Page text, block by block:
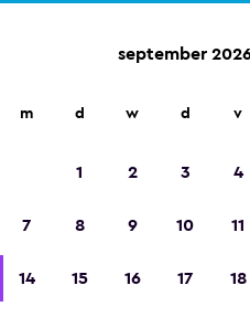
app 2023
september
m d w d v
1 2 3 4
7 8 9 10 11
14 15 16 17 18